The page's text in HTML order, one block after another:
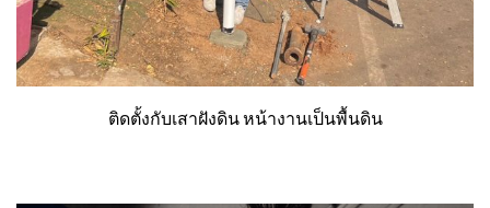
ติดตั้งกับเสาฝังดิน หน้างานเป็นพื้นดิน